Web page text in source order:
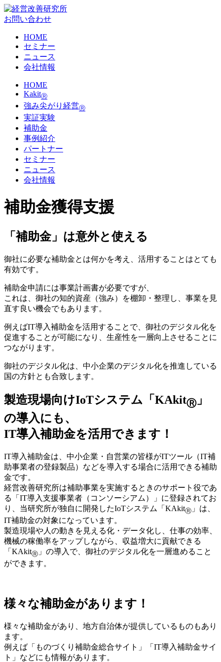
お問い合わせ
HOME
セミナー
ニュース
会社情報
HOME
KakitⓇ
強み尖がり経営Ⓡ
実証実験
補助金
事例紹介
パートナー
セミナー
ニュース
会社情報
補助金獲得支援
「補助金」は意外と使える
御社に必要な補助金とは何かを考え、活用することはとても
有効です。
補助金申請には事業計画書が必要ですが、
これは、御社の知的資産（強み）を棚卸・整理し、事業を見
直す良い機会でもあります。
例えばIT導入補助金を活用することで、御社のデジタル化を
促進することが可能になり、生産性を一層向上させることに
つながります。
御社のデジタル化は、中小企業のデジタル化を推進している
国の方針とも合致します。
製造現場向けIoTシステム「KAkitⓇ」
の導入にも、
IT導入補助金を活用できます！
IT導入補助金は、中小企業・自営業の皆様がITツール（IT補
助事業者の登録製品）などを導入する場合に活用できる補助
金です。
経営改善研究所は補助事業を実施するときのサポート役であ
る「IT導入支援事業者（コンソーシアム）」に登録されてお
り、当研究所が独自に開発したIoTシステム「KAkitⓇ 」は、
IT補助金の対象になっています。
製造現場や人の動きを見える化・データ化し、仕事の効率、
機械の稼働率をアップしながら、収益増大に貢献できる
「KAkitⓇ 」の導入で、御社のデジタル化を一層進めること
ができます。
様々な補助金があります！
様々な補助金があり、地方自治体が提供しているものもあり
ます。
例えば「ものづくり補助金総合サイト」「IT導入補助金サイ
ト」などにも情報があります。